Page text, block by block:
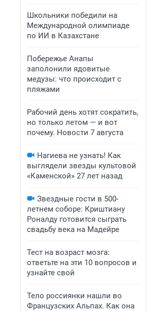
Школьники победили на
Международной олимпиаде
по ИИ в Казахстане
Побережье Анапы
заполонили ядовитые
медузы: что происходит с
пляжами
Рабочий день хотят сократить,
но только летом — и вот
почему. Новости 7 августа
Нагиева не узнать! Как
выглядели звезды культовой
«Каменской» 27 лет назад
Звездные гости в 500-
летнем соборе: Криштиану
Роналду готовится сыграть
свадьбу века на Мадейре
Тест на возраст мозга:
ответьте на эти 10 вопросов и
узнайте свой
Тело россиянки нашли во
Французских Альпах. Как она